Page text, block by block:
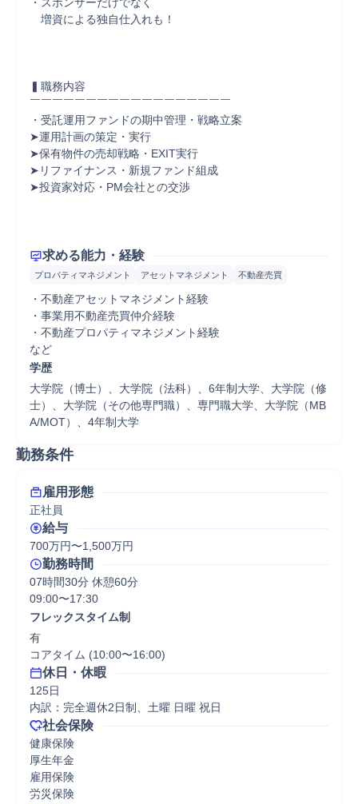
増資による独自仕入れも！
▍職務内容
￣￣￣￣￣￣￣￣￣￣￣￣￣￣￣￣￣￣
・受託運用ファンドの期中管理・戦略立案
➤運用計画の策定・実行
➤保有物件の売却戦略・EXIT実行
➤リファイナンス・新規ファンド組成
➤投資家対応・PM会社との交渉
求める能力・経験
プロパティマネジメント アセットマネジメント 不動産売買
・不動産アセットマネジメント経験
・事業用不動産売買仲介経験
・不動産プロパティマネジメント経験
など
学歴
大学院（博士）、大学院（法科）、6年制大学、大学院（修
士）、大学院（その他専門職）、専門職大学、大学院（MB
A/MOT）、4年制大学
勤務条件
雇用形態
正社員
給与
700万円〜1,500万円
勤務時間
07時間30分 休憩60分
09:00〜17:30
フレックスタイム制
有
コアタイム (10:00〜16:00)
休日・休暇
125日
内訳：完全週休2日制、土曜 日曜 祝日
社会保険
健康保険
厚生年金
雇用保険
労災保険